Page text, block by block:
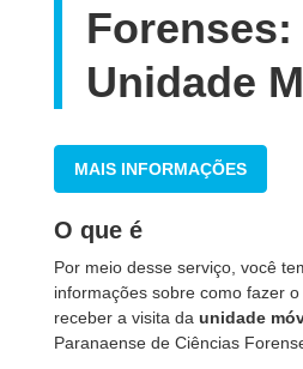
Forenses:
Unidade
MAIS INFORMAÇÕES
O que é
Por meio desse serviço, você
informações sobre como fazer
receber a visita da unidade
Paranaense de Ciências